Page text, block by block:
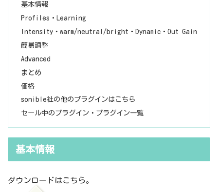
基本情報
Profiles・Learning
Intensity・warm/neutral/bright・Dynamic・Out Gain
簡易調整
Advanced
まとめ
価格
sonible社の他のプラグインはこちら
セール中のプラグイン・プラグイン一覧
基本情報
ダウンロードはこちら。